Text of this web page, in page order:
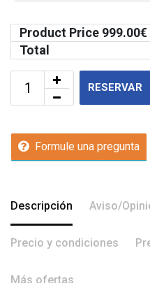
Product Price 999.00€
Total
RESERVAR
Formule una pregunta
Descripción Aviso/
Precio y condiciones
Más ofertas